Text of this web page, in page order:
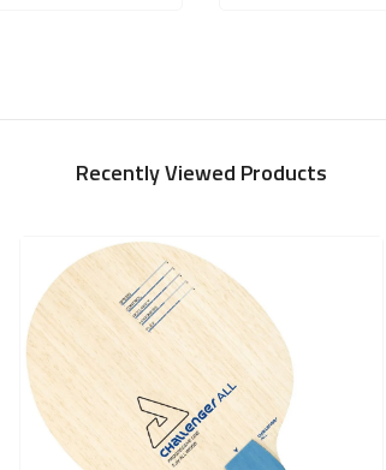
Recently Viewed Products